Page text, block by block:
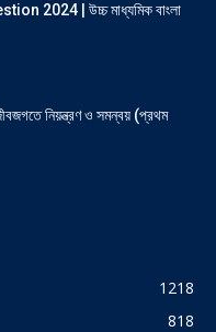
2024 | উচ্চ মাধ্যমিক বাংলা
নিয়ন্ত্রণ ও সমন্বয় (প্রথম
1218
818